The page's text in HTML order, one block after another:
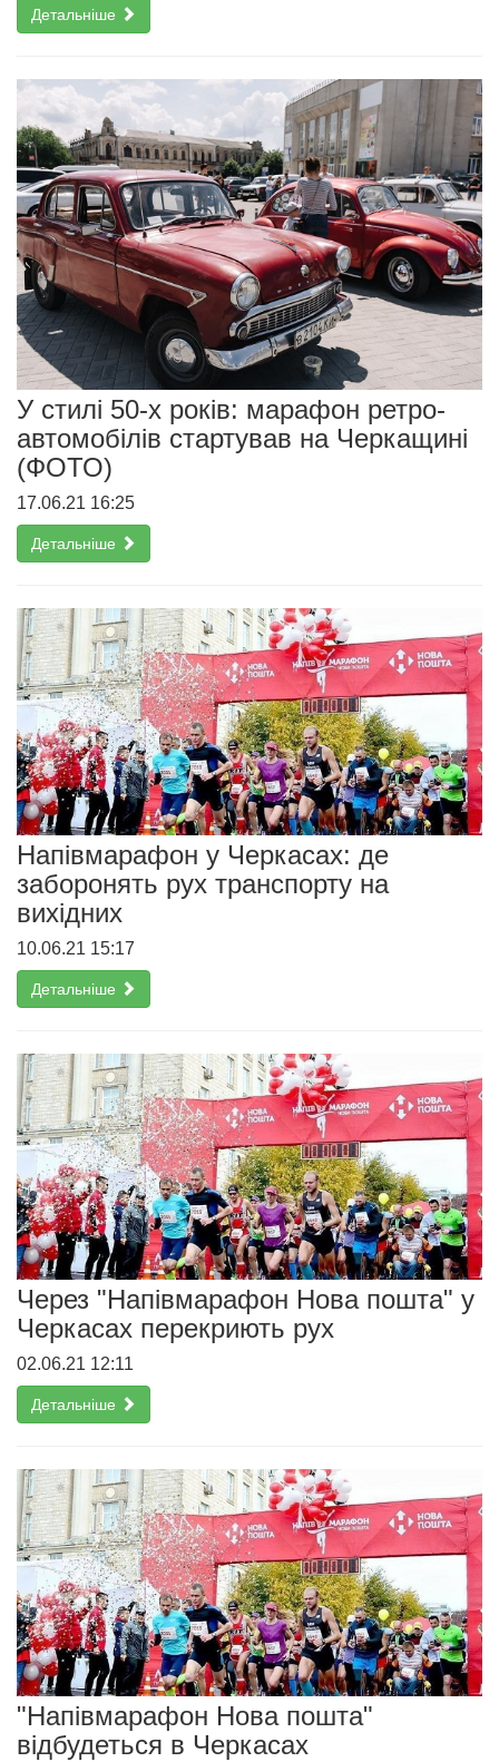
Детальніше
У стилі 50-х років: марафон ретро-
автомобілів стартував на Черкащині
(ФОТО)
17.06.21 16:25
Детальніше
Напівмарафон у Черкасах: де
заборонять рух транспорту на
вихідних
10.06.21 15:17
Детальніше
Через "Напівмарафон Нова пошта" у
Черкасах перекриють рух
02.06.21 12:11
Детальніше
"Напівмарафон Нова пошта"
відбудеться в Черкасах